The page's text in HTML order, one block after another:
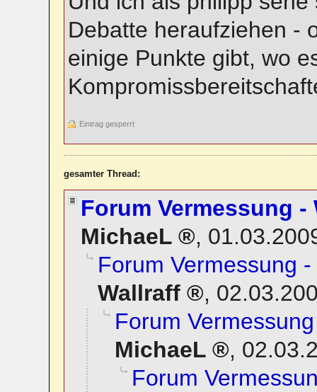
Debatte heraufziehen -
einige Punkte gibt, wo
Eintrag gesperrt
gesamter Thread:
Forum Vermessung
MichaeL
,
Forum Vermessung
Wallraff
,
Forum
MichaeL
,
Forum